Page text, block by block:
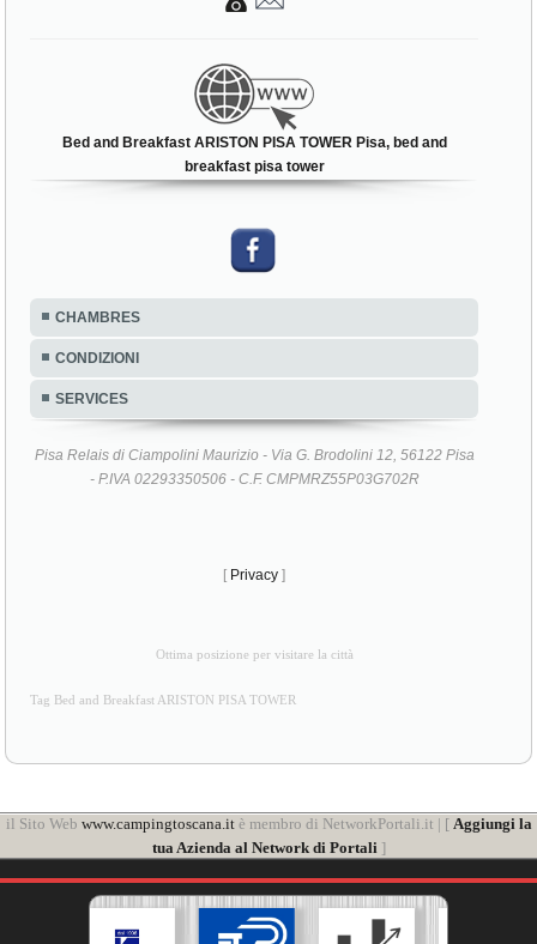
Bed and Breakfast ARISTON PISA TOWER Pisa, bed and
breakfast pisa tower
CHAMBRES
CONDIZIONI
SERVICES
Pisa Relais di Ciampolini Maurizio - Via G. Brodolini 12, 56122 Pisa
- P.IVA 02293350506 - C.F. CMPMRZ55P03G702R
[ Privacy ]
Ottima posizione per visitare la città
Tag Bed and Breakfast ARISTON PISA TOWER
il Sito Web www.campingtoscana.itè membro di NetworkPortali.it | [ Aggiungi la
tua Azienda al Network di Portali]